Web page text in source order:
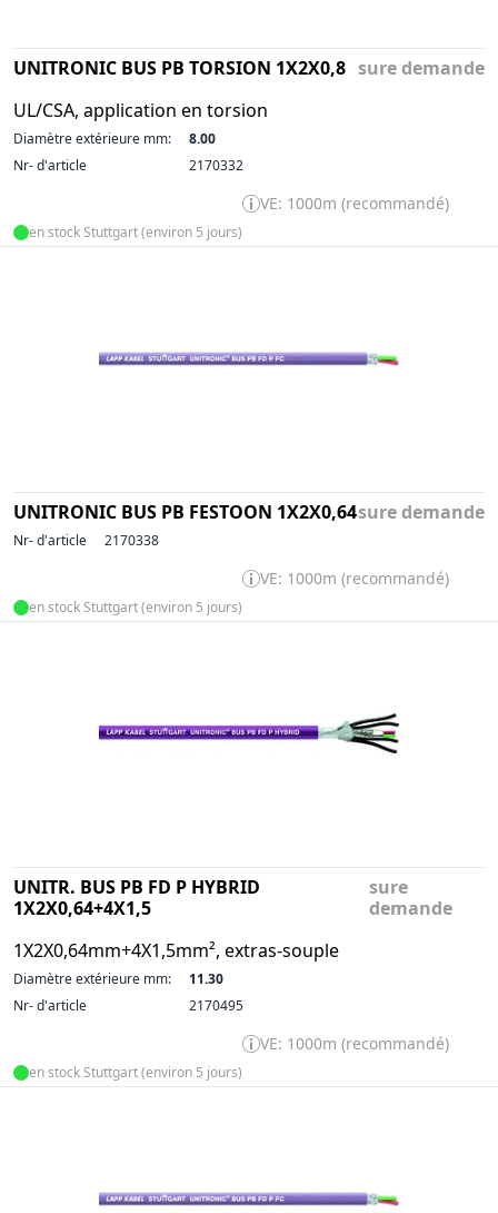
UNITRONIC BUS PB TORSION 1X2X0,8
UL/CSA, application en torsion
sure demande
Diamètre extérieure mm:
8.00
Nr- d'article
2170332
VE: 1000m (recommandé)
en stock Stuttgart (environ 5 jours)
UNITRONIC BUS PB FESTOON 1X2X0,64sure demande
Nr- d'article 2170338
VE: 1000m (recommandé)
en stock Stuttgart (environ 5 jours)
UNITR. BUS PB FD P HYBRID
1X2X0,64+4X1,5
1X2X0,64mm+4X1,5mm², extras-souple
sure
demande
Diamètre extérieure mm:
11.30
Nr- d'article
2170495
VE: 1000m (recommandé)
en stock Stuttgart (environ 5 jours)